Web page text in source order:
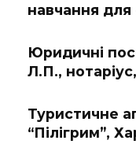
навчання для
Юридичні
Л.П.,
Туристичне
“Пілігрим”,